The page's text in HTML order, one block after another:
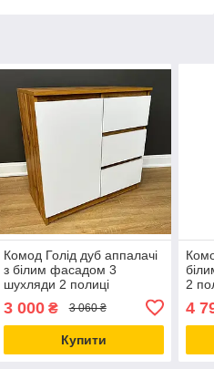
Комод Голід дуб аппалачі
з білим фасадом 3
шухляди 2 полиці
3 000₴ 3 060 ₴
Купити
2
4